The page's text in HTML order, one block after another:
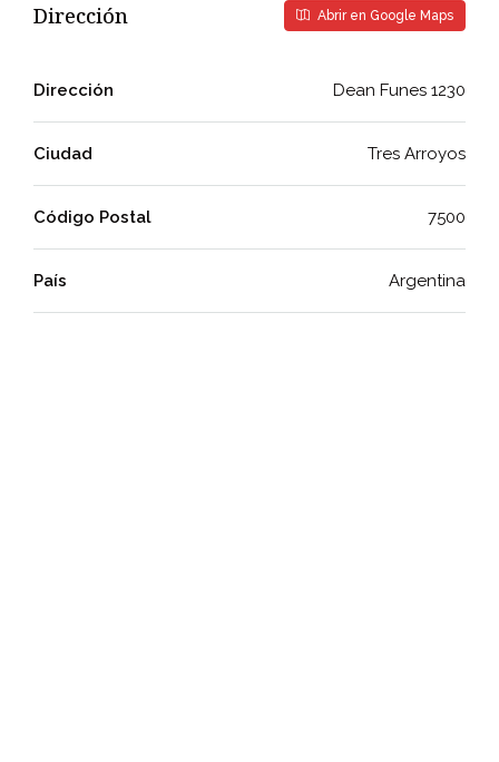
Dirección Abrir en Google Maps
Dirección Dean Funes 1230
Ciudad Tres Arroyos
Código Postal 7500
País Argentina